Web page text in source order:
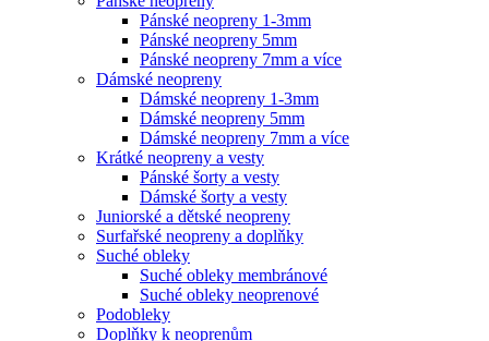
Pánské neopreny 1-3mm
Pánské neopreny 5mm
Pánské neopreny 7mm a více
Dámské neopreny
Dámské neopreny 1-3mm
Dámské neopreny 5mm
Dámské neopreny 7mm a více
Krátké neopreny a vesty
Pánské šorty a vesty
Dámské šorty a vesty
Juniorské a dětské neopreny
Surfařské neopreny a doplňky
Suché obleky
Suché obleky membránové
Suché obleky neoprenové
Podobleky
Doplňky k neoprenům